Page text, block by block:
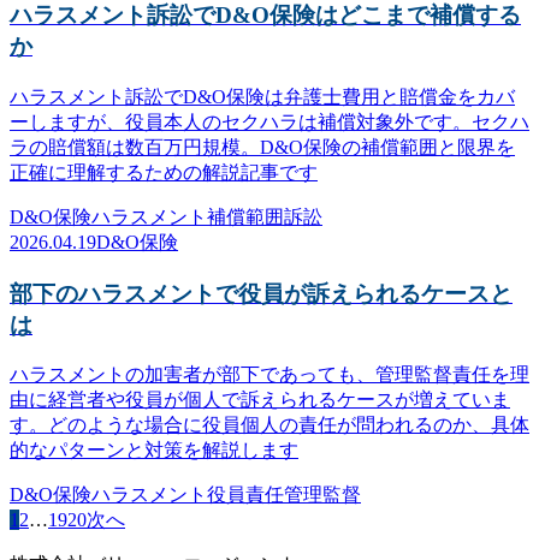
ハラスメント訴訟でD&O保険はどこまで補償する
か
ハラスメント訴訟でD&O保険は弁護士費用と賠償金をカバ
ーしますが、役員本人のセクハラは補償対象外です。セクハ
ラの賠償額は数百万円規模。D&O保険の補償範囲と限界を
正確に理解するための解説記事です
D&O保険ハラスメント 補償範囲訴訟
2026.04.19D&O保険
部下のハラスメントで役員が訴えられるケースと
は
ハラスメントの加害者が部下であっても、管理監督責任を理
由に経営者や役員が個人で訴えられるケースが増えていま
す。どのような場合に役員個人の責任が問われるのか、具体
的なパターンと対策を解説します
D&O保険ハラスメント 役員責任管理監督
1 2…1920次へ